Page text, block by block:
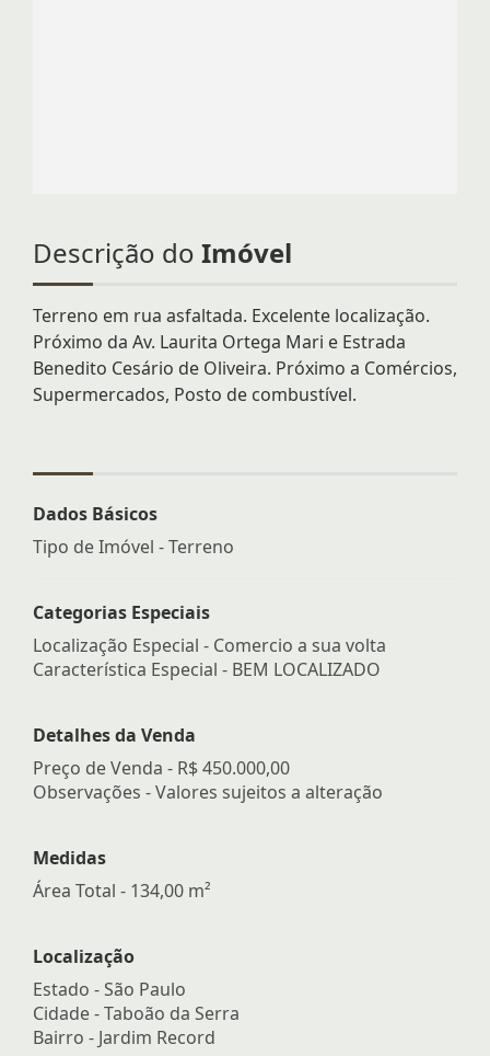
Descrição do Imóvel
Terreno em rua asfaltada. Excelente localização.
Próximo da Av. Laurita Ortega Mari e Estrada
Benedito Cesário de Oliveira. Próximo a Comércios,
Supermercados, Posto de combustível.
Dados Básicos
Tipo de Imóvel - Terreno
Categorias Especiais
Localização Especial - Comercio a sua volta
Característica Especial - BEM LOCALIZADO
Detalhes da Venda
Preço de Venda - R$ 450.000,00
Observações - Valores sujeitos a alteração
Medidas
Área Total - 134,00 m²
Localização
Estado -São Paulo
Cidade -Taboão da Serra
Bairro - Jardim Record